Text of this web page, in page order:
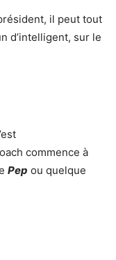
il peut tout
d’intelligent, sur le
commence à
Pep ou quelque